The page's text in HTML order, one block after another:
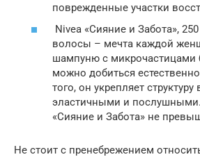
поврежденные участки
Nivea «Сияние и Забота»,
волосы – мечта каждой
шампуню с микрочастицами
можно добиться
того, он укрепляет
эластичными и
«Сияние и Забота» не
Не стоит с пренебрежением